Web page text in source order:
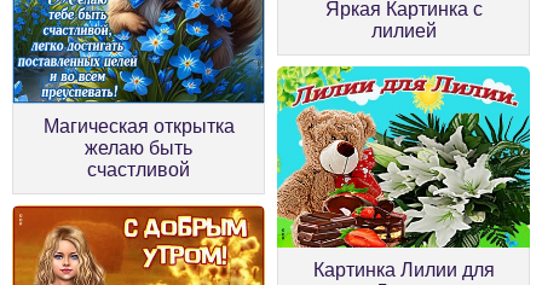
Яркая Картинка с
лилией
Магическая открытка
желаю быть
счастливой
Картинка Лилии для